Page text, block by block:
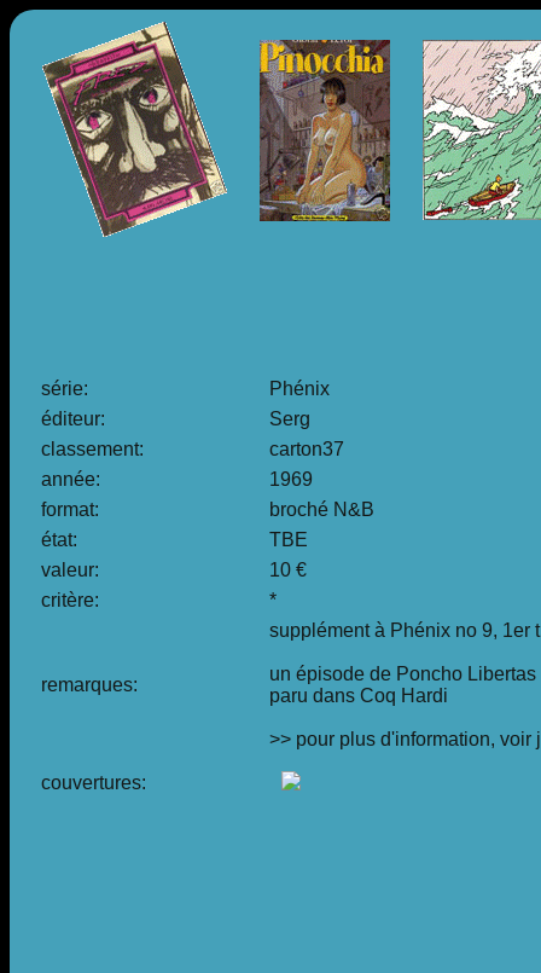
série:
Phénix
éditeur:
Serg
classement:
carton37
année:
1969
format:
broché N&B
état:
TBE
valeur:
10 €
critère:
*
remarques:
supplément à Phénix no 9, 1er
un épisode de Poncho
paru dans Coq Hardi
>> pour plus d'information,
couvertures: